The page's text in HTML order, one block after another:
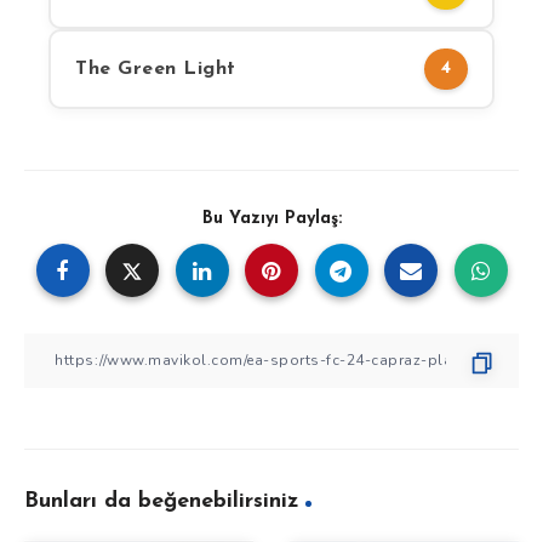
The Green Light 4
Bu Yazıyı Paylaş:
Bunları da beğenebilirsiniz